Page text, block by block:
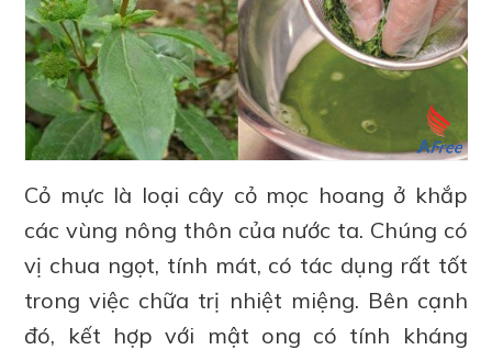
Cỏ mực là loại cây cỏ mọc hoang ở khắp
các vùng nông thôn của nước ta. Chúng có
vị chua ngọt, tính mát, có tác dụng rất tốt
trong việc chữa trị nhiệt miệng. Bên cạnh
đó, kết hợp với mật ong có tính kháng